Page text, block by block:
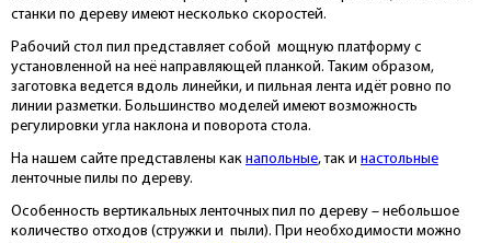
станки по дереву имеют несколько скоростей.
Рабочий стол пил представляет собой мощную платформу с
установленной на неё направляющей планкой. Таким образом,
заготовка ведется вдоль линейки, и пильная лента идёт ровно по
линии разметки. Большинство моделей имеют возможность
регулировки угла наклона и поворота стола.
На нашем сайте представлены как напольные, так и настольные
ленточные пилы по дереву.
Особенность вертикальных ленточных пил по дереву – небольшое
количество отходов (стружки и пыли). При необходимости можно